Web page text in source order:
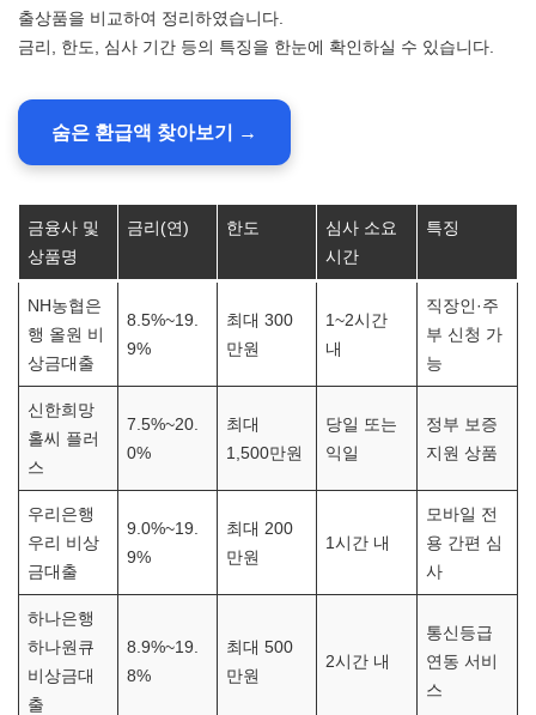
출상품을 비교하여 정리하였습니다.
금리, 한도, 심사 기간 등의 특징을 한눈에 확인하실 수 있습니다.
숨은 환급액 찾아보기 →
금융사 및
상품명
금리(연) 한도
심사 소요
시간
특징
NH농협은
행 올원 비
상금대출
8.5%~19.
9%
최대 300
만원
1~2시간
내
직장인·주
부 신청 가
능
신한희망
홀씨 플러
스
7.5%~20.
0%
최대
1,500만원
당일 또는
익일
정부 보증
지원 상품
우리은행
우리 비상
금대출
9.0%~19.
9%
최대 200
만원
1시간 내
모바일 전
용 간편 심
사
하나은행
하나원큐
비상금대
출
8.9%~19.
8%
최대 500
만원
2시간 내
통신등급
연동 서비
스